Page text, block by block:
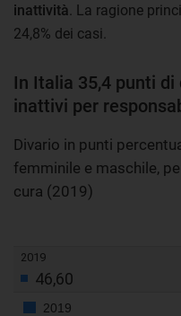
inattività . La ragione
24,8% dei casi.
In Italia 35,4 punti
inattivi per
Divario in punti
femminile e maschile,
cura (2019)